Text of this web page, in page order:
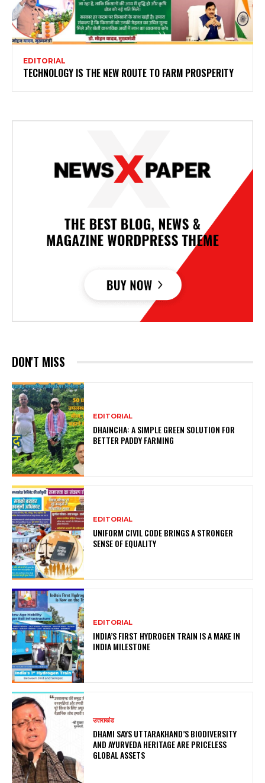
EDITORIAL
TECHNOLOGY IS THE NEW ROUTE TO FARM PROSPERITY
DON'T MISS
EDITORIAL
DHAINCHA: A SIMPLE GREEN SOLUTION FOR
BETTER PADDY FARMING
EDITORIAL
UNIFORM CIVIL CODE BRINGS A STRONGER
SENSE OF EQUALITY
EDITORIAL
INDIA’S FIRST HYDROGEN TRAIN IS A MAKE IN
INDIA MILESTONE
उत्तराखंड
DHAMI SAYS UTTARAKHAND’S BIODIVERSITY
AND AYURVEDA HERITAGE ARE PRICELESS
GLOBAL ASSETS